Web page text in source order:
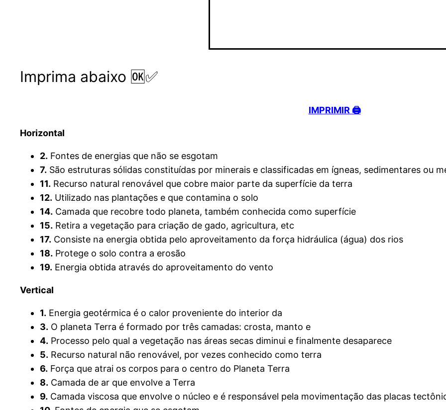
Imprima abaixo 🆗✅
IMPRIMIR 🖨️
Horizontal
2. Fontes de energias que não se esgotam
7. São estruturas sólidas constituídas por minerais e classificadas em ígneas, sedimentares ou
11. Recurso natural renovável que cobre maior parte da superfície da terra
12. Utilizado nas plantações e que contamina o solo
14. Camada que recobre todo planeta, também conhecida como superfície
15. Retira a vegetação para criação de gado, agricultura, etc
17. Consiste na energia obtida pelo aproveitamento da força hidráulica (água) dos rios
18. Protege o solo contra a erosão
19. Energia obtida através do aproveitamento do vento
Vertical
1. Energia geotérmica é o calor proveniente do interior da
3. O planeta Terra é formado por três camadas: crosta, manto e
4. Processo pelo qual a vegetação nas áreas secas diminui e finalmente desaparece
5. Recurso natural não renovável, por vezes conhecido como terra
6. Força que atrai os corpos para o centro do Planeta Terra
8. Camada de ar que envolve a Terra
9. Camada viscosa que envolve o núcleo e é responsável pela movimentação das placas